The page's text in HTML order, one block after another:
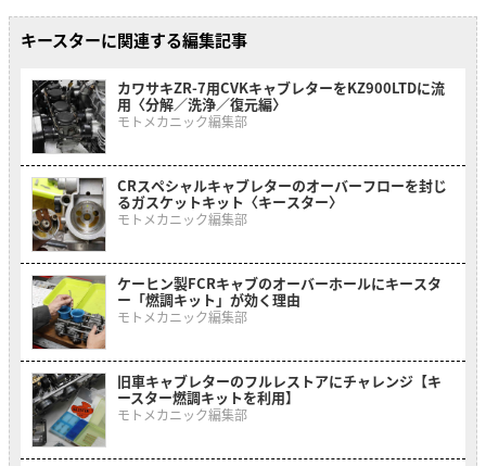
キースターに関連する編集記事
カワサキZR-7用CVKキャブレターをKZ900LTDに流
用〈分解／洗浄／復元編〉
モトメカニック編集部
CRスペシャルキャブレターのオーバーフローを封じ
るガスケットキット〈キースター〉
モトメカニック編集部
ケーヒン製FCRキャブのオーバーホールにキースタ
ー「燃調キット」が効く理由
モトメカニック編集部
旧車キャブレターのフルレストアにチャレンジ【キ
ースター燃調キットを利用】
モトメカニック編集部